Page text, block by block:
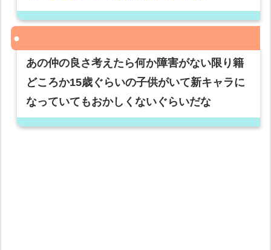
あの仲の良さ考えたら何か障害がない限り籍
どころか15歳ぐらいの子供がいて新キャラに
なっていてもおかしくないぐらいだな